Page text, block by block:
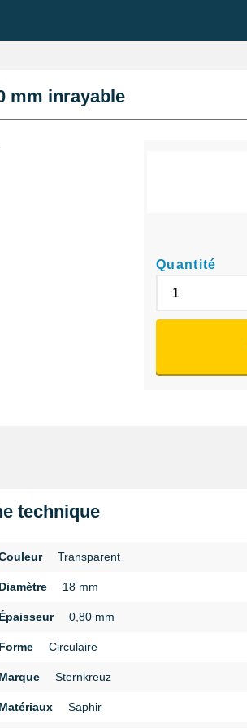
mm inrayable
Quantité
technique
Transparent
Diamètre 18 mm
Épaisseur 0,80 mm
Forme Circulaire
Marque Sternkreuz
Matériaux Saphir